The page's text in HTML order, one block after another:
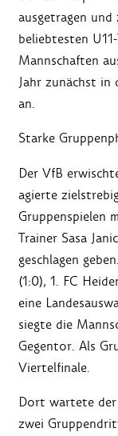
ausgetragen
beliebtesten
Mannschaften
Jahr zunächst in
an.
Starke
Der VfB
agierte
Gruppenspielen
Trainer Sasa
geschlagen
(1:0), 1. FC
eine
siegte die
Gegentor. Als
Viertelfinale.
Dort wartete der
zwei